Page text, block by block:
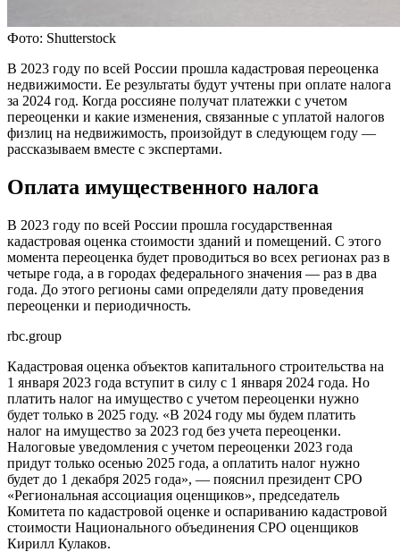
Фото: Shutterstock
В 2023 году по всей России прошла кадастровая переоценка
недвижимости. Ее результаты будут учтены при оплате налога
за 2024 год. Когда россияне получат платежки с учетом
переоценки и какие изменения, связанные с уплатой налогов
физлиц на недвижимость, произойдут в следующем году —
рассказываем вместе с экспертами.
Оплата имущественного налога
В 2023 году по всей России прошла государственная
кадастровая оценка стоимости зданий и помещений. С этого
момента переоценка будет проводиться во всех регионах раз в
четыре года, а в городах федерального значения — раз в два
года. До этого регионы сами определяли дату проведения
переоценки и периодичность.
rbc.group
Кадастровая оценка объектов капитального строительства на
1 января 2023 года вступит в силу с 1 января 2024 года. Но
платить налог на имущество с учетом переоценки нужно
будет только в 2025 году. «В 2024 году мы будем платить
налог на имущество за 2023 год без учета переоценки.
Налоговые уведомления с учетом переоценки 2023 года
придут только осенью 2025 года, а оплатить налог нужно
будет до 1 декабря 2025 года», — пояснил президент СРО
«Региональная ассоциация оценщиков», председатель
Комитета по кадастровой оценке и оспариванию кадастровой
стоимости Национального объединения СРО оценщиков
Кирилл Кулаков.